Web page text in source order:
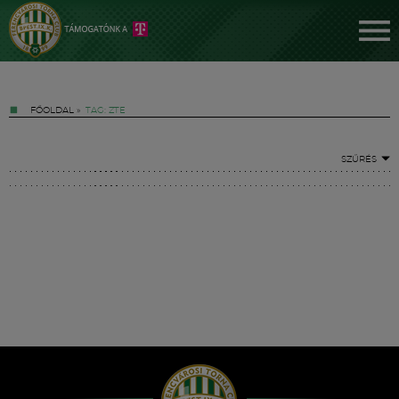
FŐOLDAL » TAG: ZTE
SZŰRÉS
Hírek